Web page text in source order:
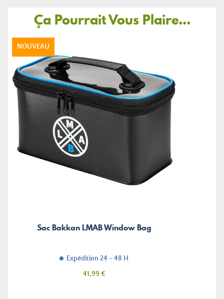
Ça Pourrait Vous Plaire...
Sac Bakkan LMAB Window Bag
Expédition 24 - 48 H
Prix
41,99 €
NOUVEAU